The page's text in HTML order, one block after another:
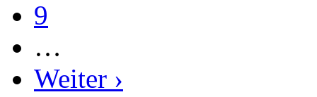
9
…
Weiter ›